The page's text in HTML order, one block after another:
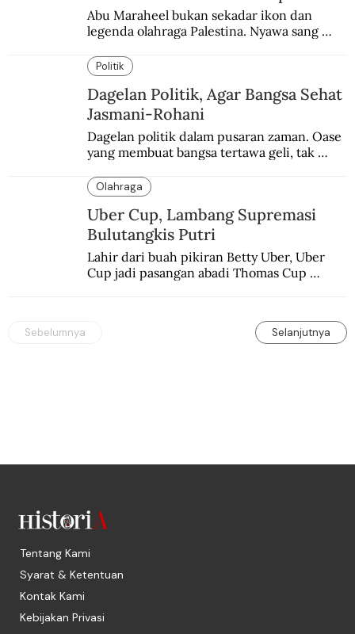
Abu Maraheel bukan sekadar ikon dan
legenda olahraga Palestina. Nyawa sang
memblokade Rafah.
Politik
Dagelan Politik, Agar Bangsa Sehat
Jasmani-Rohani
Dagelan politik dalam pusaran zaman. Oase
yang membuat bangsa tertawa geli, tak
Olahraga
Uber Cup, Lambang Supremasi
Bulutangkis Putri
Lahir dari buah pikiran Betty Uber, Uber
Cup jadi pasangan abadi Thomas Cup
Sebelumnya Selanjutnya
Tentang Kami
Syarat & Ketentuan
Kontak Kami
Kebijakan Privasi